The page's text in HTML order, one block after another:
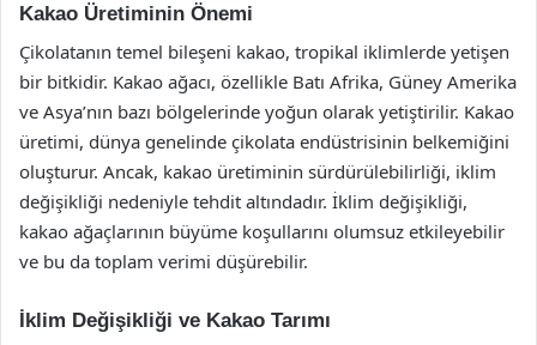
Kakao Üretiminin Önemi
Çikolatanın temel bileşeni kakao, tropikal iklimlerde yetişen
bir bitkidir. Kakao ağacı, özellikle Batı Afrika, Güney Amerika
ve Asya’nın bazı bölgelerinde yoğun olarak yetiştirilir. Kakao
üretimi, dünya genelinde çikolata endüstrisinin belkemiğini
oluşturur. Ancak, kakao üretiminin sürdürülebilirliği, iklim
değişikliği nedeniyle tehdit altındadır. İklim değişikliği,
kakao ağaçlarının büyüme koşullarını olumsuz etkileyebilir
ve bu da toplam verimi düşürebilir.
İklim Değişikliği ve Kakao Tarımı